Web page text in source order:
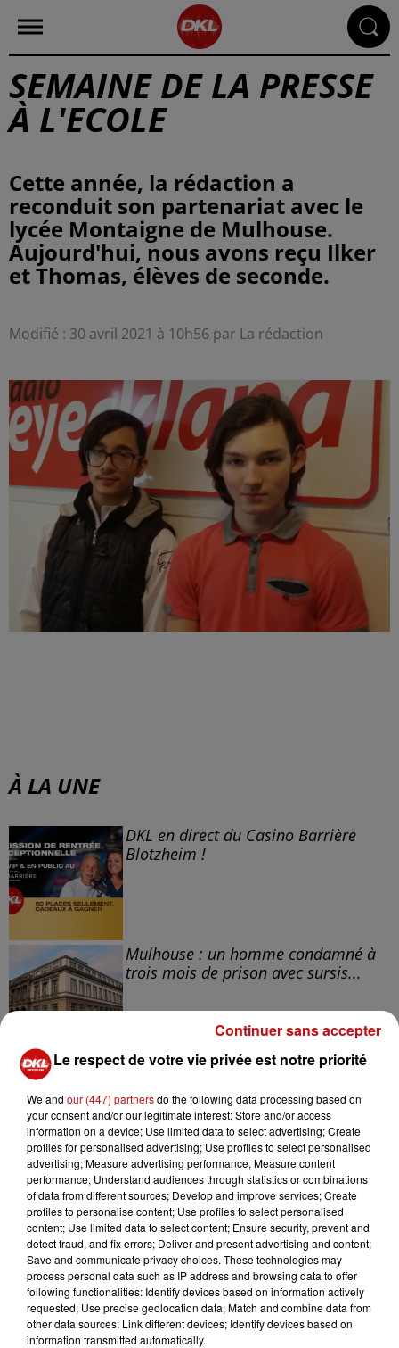
SEMAINE DE LA PRESSE
À L'ECOLE
Cette année, la rédaction a
reconduit son partenariat avec le
lycée Montaigne de Mulhouse.
Aujourd'hui, nous avons reçu Ilker
Modifié : 30 avril 2021 à 10h56 par La rédaction
À LA UNE
DKL en direct du Casino Barrière
Blotzheim !
Mulhouse : un homme condamné à
trois mois de prison avec sursis...
la 77e Foire aux vins de Colmar
ouvre ses portes pendant 10 jours
TITRES DIFFUSÉS
2h56
2h56 2h53
2h53 2h49
2h49
Le respect de votre vie privée est notre priorité
We and our (447) partnersdo the following data processing based on
your consent and/or our legitimate interest: Store and/or access
information on a device; Use limited data to select advertising; Create
profiles for personalised advertising; Use profiles to select personalised
advertising; Measure advertising performance; Measure content
performance; Understand audiences through statistics or combinations
of data from different sources; Develop and improve services; Create
profiles to personalise content; Use profiles to select personalised
content; Use limited data to select content; Ensure security, prevent and
detect fraud, and fix errors; Deliver and present advertising and content;
Save and communicate privacy choices. These technologies may
process personal data such as IP address and browsing data to offer
following functionalities: Identify devices based on information actively
requested; Use precise geolocation data; Match and combine data from
other data sources; Link different devices; Identify devices based on
information transmitted automatically.
Continuer sans accepter